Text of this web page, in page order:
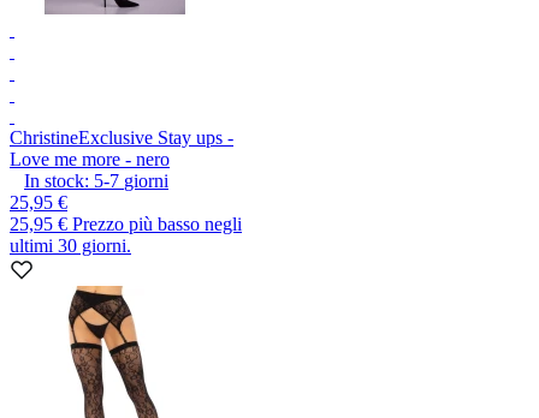
ChristineExclusive Stay ups -
Love me more - nero
In stock: 5-7 giorni
25,95 €
25,95 € Prezzo più basso negli
ultimi 30 giorni.